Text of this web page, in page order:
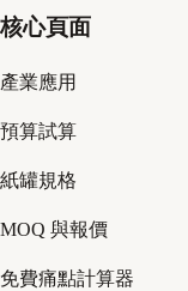
核心頁面
產業應用
預算試算
紙罐規格
MOQ 與報價
免費痛點計算器